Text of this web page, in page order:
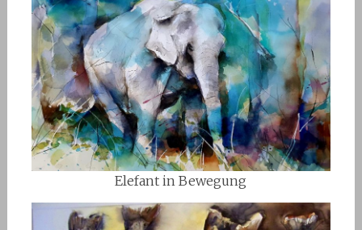
Elefant in Bewegung